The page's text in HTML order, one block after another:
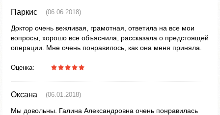
Паркис (06.06.2018)
Доктор очень вежливая, грамотная, ответила на все мои
вопросы, хорошо все объяснила, рассказала о предстоящей
операции. Мне очень понравилось, как она меня приняла.
Оценка:
Оксана (06.01.2018)
Мы довольны. Галина Александровна очень понравилась